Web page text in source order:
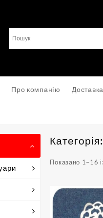
Про компанiю
Показано 1–16